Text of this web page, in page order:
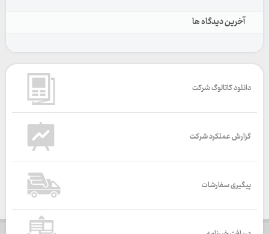
آخرین دیدگاه ها
دانلود کاتالوگ شرکت
گزارش عملکرد شرکت
پیگیری سفارشات